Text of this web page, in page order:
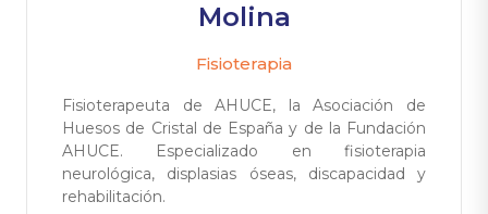
Molina
Fisioterapia
Fisioterapeuta de AHUCE, la Asociación de
Huesos de Cristal de España y de la Fundación
AHUCE. Especializado en fisioterapia
neurológica, displasias óseas, discapacidad y
rehabilitación.